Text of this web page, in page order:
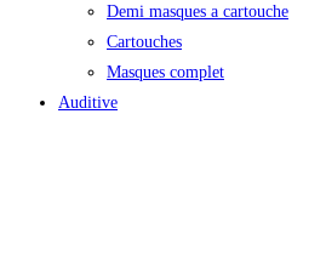
Demi masques a cartouche
Cartouches
Masques complet
Auditive